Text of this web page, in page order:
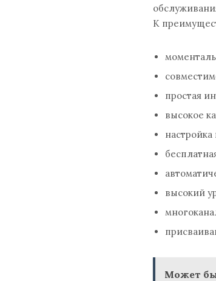
К
простая
высокое
высокий
Может